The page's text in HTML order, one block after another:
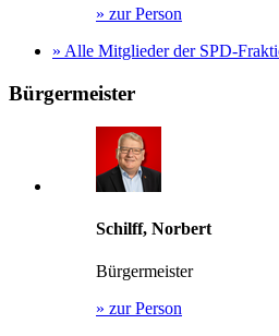
» zur Person
» Alle Mitglieder der SPD-
Bürgermeister
Schilff, Norbert
Bürgermeister
» zur Person